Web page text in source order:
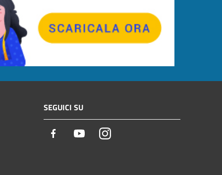
SEGUICI SU
Facebook YoutubeInstagram